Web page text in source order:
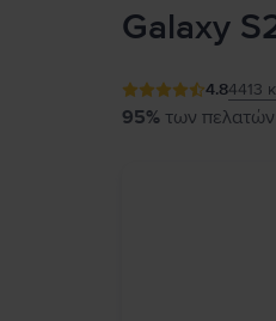
Galaxy
4.84413
95% των πελατών